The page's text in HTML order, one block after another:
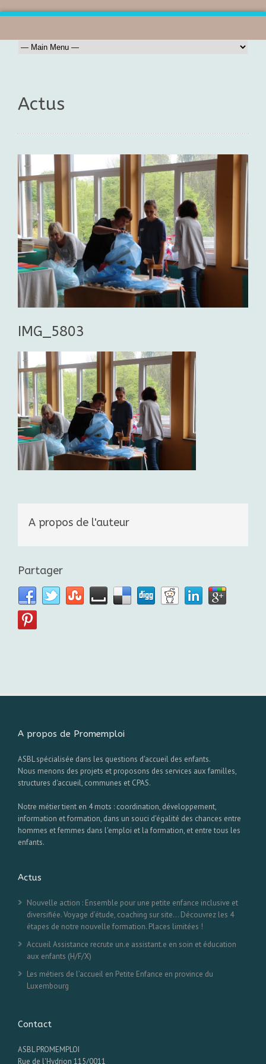
Actus
IMG_5803
A propos de l'auteur
Partager
A propos de Promemploi
ASBL spécialisée dans les questions d'accueil des enfants.
Nous menons des projets et proposons des services aux familles,
structures d'accueil, communes et CPAS.
Notre métier tient en 4 mots : coordination, développement,
information et formation, dans un souci d'égalité des chances entre
hommes et femmes dans l'emploi et la formation, et entre tous les
enfants.
Actus
Nouvelle action : Ensemble pour une petite enfance inclusive et
diversifiée. Voyage d’étude, coaching sur site… Découvrez les 4
étapes de notre nouvelle formation. Places limitées !
Accueil Assistance recrute un.e assistant.e en soin et éducation
aux enfants (H/F/X)
Les métiers de l’accueil en Petite Enfance en province du
Luxembourg
Contact
ASBL PROMEMPLOI
Rue de l'Hydrion 115/0011